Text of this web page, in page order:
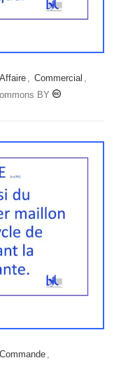
Affaire Commercial
BY
Commande ,